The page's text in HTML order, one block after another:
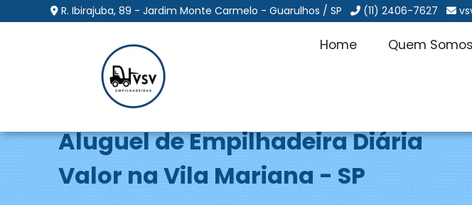
R. Ibirajuba, 89 - Jardim Monte Carmelo - Guarulhos / SP (11) 2406-7627
Home Quem Somos
Aluguel de Empilhadeira Diária
Valor na Vila Mariana - SP